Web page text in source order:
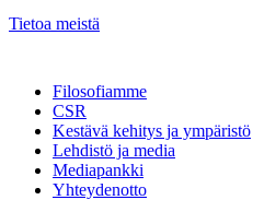
Tietoa meistä
Filosofiamme
CSR
Kestävä kehitys ja ympäristö
Lehdistö ja media
Mediapankki
Yhteydenotto